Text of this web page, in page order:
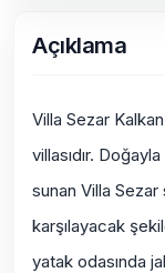
Açıklama
Villa Sezar
villasıdır.
sunan Villa Sezar
karşılayacak
yatak odasında